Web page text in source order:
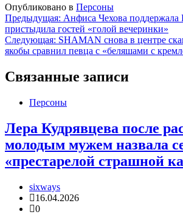
Опубликовано в Персоны
Навигация
по
записям
Предыдущая: Анфиса Чехова
пристыдила гостей «голой вечеринки»
Следующая: SHAMAN снова в центре
якобы сравнил певца с «беляшами с
Связанные записи
Персоны
Лера Кудрявцева после
молодым мужем назвала
«престарелой страшной
sixways
16.04.2026
0